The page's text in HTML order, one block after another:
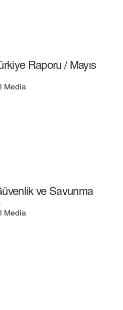
Raporu / Mayıs
Media
ve Savunma
Media